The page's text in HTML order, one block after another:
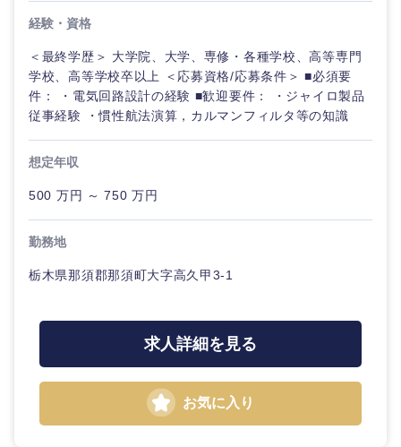
経験・資格
＜最終学歴＞ 大学院、大学、専修・各種学校、高等専門
学校、高等学校卒以上 ＜応募資格/応募条件＞ ■必須要
件： ・電気回路設計の経験 ■歓迎要件： ・ジャイロ製品
従事経験 ・慣性航法演算，カルマンフィルタ等の知識
想定年収
500 万円 ～ 750 万円
勤務地
栃木県那須郡那須町大字高久甲3-1
求人詳細を見る
お気に入り